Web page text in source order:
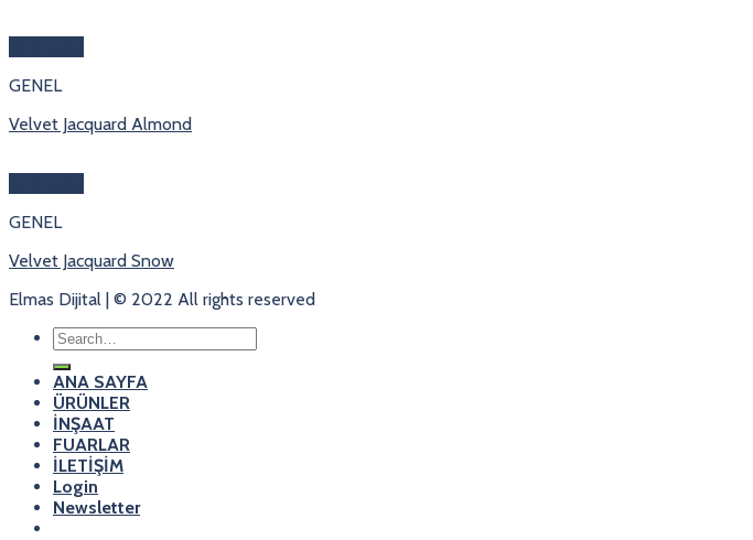
GENEL
Velvet Jacquard Almond
GENEL
Velvet Jacquard Snow
Elmas Dijital | © 2022 All rights reserved
Search
ANA SAYFA
ÜRÜNLER
İNŞAAT
FUARLAR
İLETİŞİM
Login
Newsletter